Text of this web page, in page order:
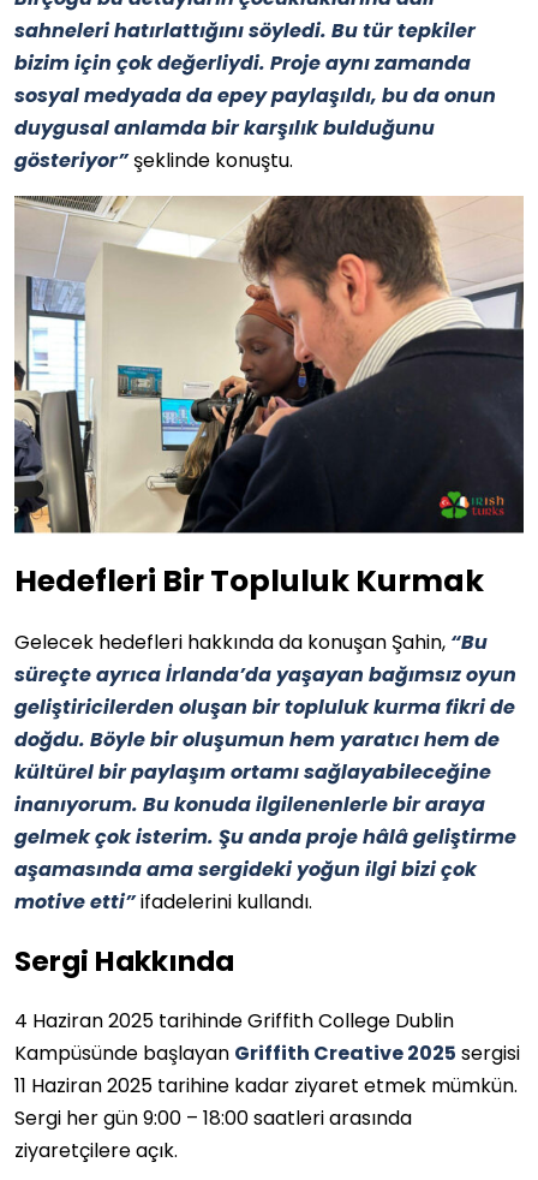
sahneleri hatırlattığını söyledi. Bu tür tepkiler
bizim için çok değerliydi. Proje aynı zamanda
sosyal medyada da epey paylaşıldı, bu da onun
duygusal anlamda bir karşılık bulduğunu
gösteriyor”şeklinde konuştu.
Hedefleri Bir Topluluk Kurmak
Gelecek hedefleri hakkında da konuşan Şahin, “Bu
süreçte ayrıca İrlanda’da yaşayan bağımsız oyun
geliştiricilerden oluşan bir topluluk kurma fikri de
doğdu. Böyle bir oluşumun hem yaratıcı hem de
kültürel bir paylaşım ortamı sağlayabileceğine
inanıyorum. Bu konuda ilgilenenlerle bir araya
gelmek çok isterim. Şu anda proje hâlâ geliştirme
aşamasında ama sergideki yoğun ilgi bizi çok
motive etti”ifadelerini kullandı.
Sergi Hakkında
4 Haziran 2025 tarihinde Griffith College Dublin
Kampüsünde başlayan Griffith Creative 2025 sergisi
11 Haziran 2025 tarihine kadar ziyaret etmek mümkün.
Sergi her gün 9:00 – 18:00 saatleri arasında
ziyaretçilere açık.